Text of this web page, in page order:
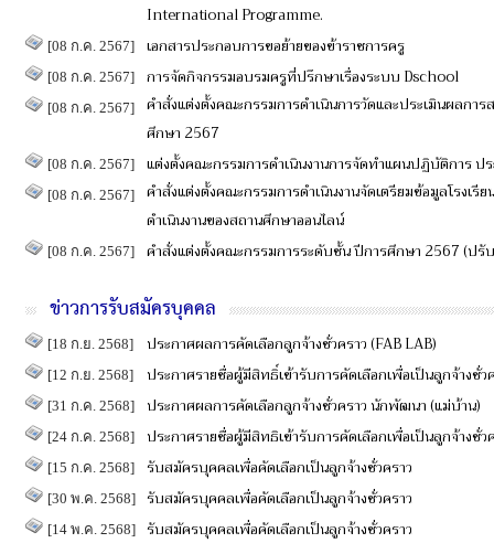
International Programme.
[08 ก.ค. 2567] เอกสารประกอบการขอย้ายของข้าราชการครู
[08 ก.ค. 2567] การจัดกิจกรรมอบรมครูที่ปรึกษาเรื่องระบบ Dschool
[08 ก.ค. 2567]
คำสั่งแต่งตั้งคณะกรรมการดำเนินการวัดและประเมินผลก
ศึกษา 2567
[08 ก.ค. 2567] แต่งตั้งคณะกรรมการดำเนินงานการจัดทำแผนปฏิบัติการ
[08 ก.ค. 2567]
คำสั่งแต่งตั้งคณะกรรมการดำเนินงานจัดเตรียมข้อมูลโรงเ
ดำเนินงานของสถานศึกษาออนไลน์
[08 ก.ค. 2567] คำสั่งแต่งตั้งคณะกรรมการระดับชั้น ปีการศึกษา 2567 (ปรั
ข่าวการรับสมัครบุคคล
[18 ก.ย. 2568] ประกาศผลการคัดเลือกลูกจ้างชั่วคราว (FAB LAB)
[12 ก.ย. 2568] ประกาศรายชื่อผู้มีสิทธิ์เข้ารับการคัดเลือกเพื่อเป็นลูกจ้างชั่ว
[31 ก.ค. 2568] ประกาศผลการคัดเลือกลูกจ้างชั่วคราว นักพัฒนา (แม่บ้าน)
[24 ก.ค. 2568] ประกาศรายชื่อผู้มีสิทธิเข้ารับการคัดเลือกเพื่อเป็นลูกจ้างชั่
[15 ก.ค. 2568] รับสมัครบุคคลเพื่อคัดเลือกเป็นลูกจ้างชั่วคราว
[30 พ.ค. 2568] รับสมัครบุคคลเพื่อคัดเลือกเป็นลูกจ้างชั่วคราว
[14 พ.ค. 2568] รับสมัครบุคคลเพื่อคัดเลือกเป็นลูกจ้างชั่วคราว